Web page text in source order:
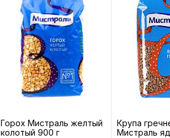
Горох Мистраль желтый
колотый 900 г
Крупа
Мистраль